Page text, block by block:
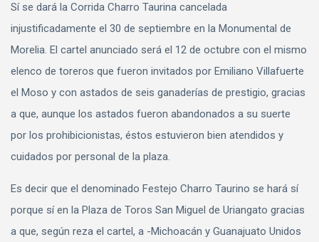
Sí se dará la Corrida Charro Taurina cancelada
injustificadamente el 30 de septiembre en la Monumental de
Morelia. El cartel anunciado será el 12 de octubre con el mismo
elenco de toreros que fueron invitados por Emiliano Villafuerte
el Moso y con astados de seis ganaderías de prestigio, gracias
a que, aunque los astados fueron abandonados a su suerte
por los prohibicionistas, éstos estuvieron bien atendidos y
cuidados por personal de la plaza.
Es decir que el denominado Festejo Charro Taurino se hará sí
porque sí en la Plaza de Toros San Miguel de Uriangato gracias
a que, según reza el cartel, a -Michoacán y Guanajuato Unidos